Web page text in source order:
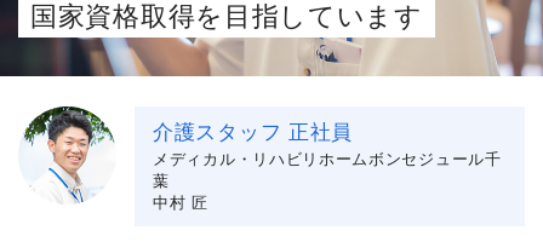
国家資格取得を目指しています
介護スタッフ 正社員
メディカル・リハビリホームボンセジュール千
葉
中村 匠